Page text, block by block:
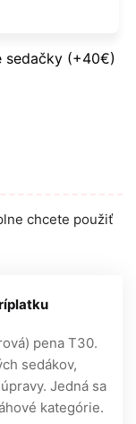
sedačky (+40€)
chcete použiť
pena T30.
sedákov,
Jedná sa
kategórie.